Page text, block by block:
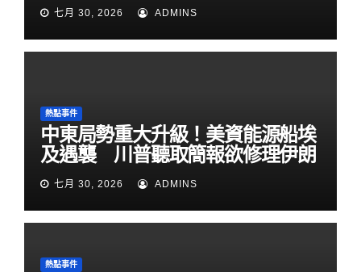
七月 30, 2026 ADMINS
熱點事件
中東局勢重大升級！美資能源船埃
及遇襲 川普聽取簡報欲修理伊朗
七月 30, 2026 ADMINS
熱點事件